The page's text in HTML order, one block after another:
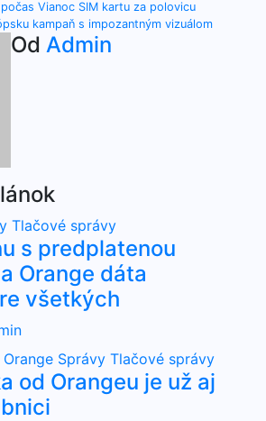
Vianoc SIM kartu za polovicu
kampaň s impozantným vizuálom
Od Admin
Tlačové správy
s predplatenou
Orange dáta
všetkých
Orange Správy Tlačové správy
od Orangeu je už aj